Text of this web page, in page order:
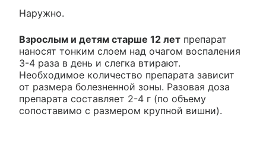
Наружно.
Взрослым и детям старше 12 лет препарат
наносят тонким слоем над очагом воспаления
3-4 раза в день и слегка втирают.
Необходимое количество препарата зависит
от размера болезненной зоны. Разовая доза
препарата составляет 2-4 г (по объему
сопоставимо с размером крупной вишни).